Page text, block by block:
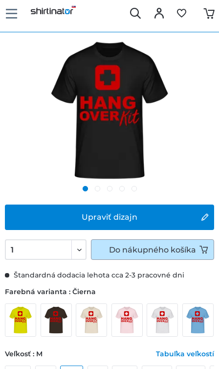
Upraviť dizajn
Štandardná dodacia lehota cca 2-3 pracovné dni
Farebná varianta : Čierna
Veľkosť : M Tabuľka veľkostí
Do nákupného košíka